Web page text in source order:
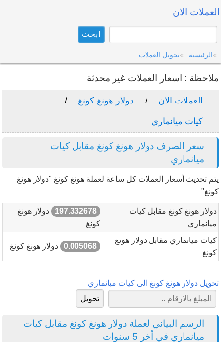
العملات الان
الرئيسية تحويل العملات
ملاحظة : اسعار العملات غير محدثة
العملات الان دولار هونغ كونغ
كيات ميانماري
سعر الصرف دولار هونغ كونغ مقابل كيات
ميانماري
يتم تحديث أسعار العملات كل ساعة لعملة هونغ كونغ "دولار هونغ
كونغ"
دولار هونغ كونغ مقابل كيات
ميانماري
197.332678
دولار هونغ
كونغ
كيات ميانماري مقابل دولار هونغ
كونغ
0.005068 دولار هونغ كونغ
تحويل دولار هونغ كونغ الى كيات ميانماري
الرسم البياني لعملة دولار هونغ كونغ مقابل كيات
ميانماري في أخر 5 سنوات